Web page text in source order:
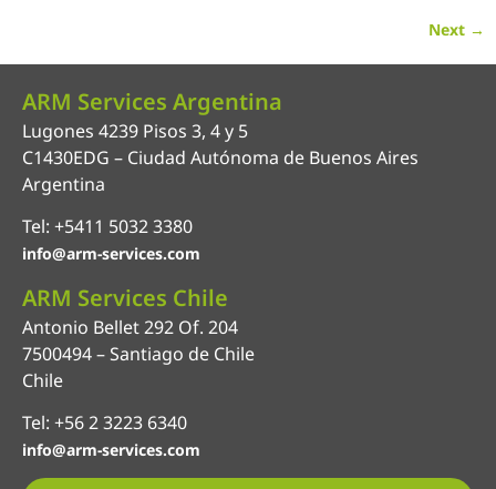
Next →
ARM Services Argentina
Lugones 4239 Pisos 3, 4 y 5
C1430EDG – Ciudad Autónoma de Buenos Aires
Argentina
Tel: +5411 5032 3380
info@arm-services.com
ARM Services Chile
Antonio Bellet 292 Of. 204
7500494 – Santiago de Chile
Chile
Tel: +56 2 3223 6340
info@arm-services.com